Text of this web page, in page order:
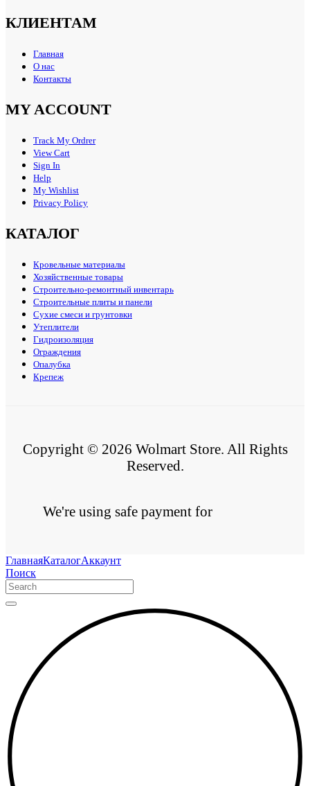
КЛИЕНТАМ
Главная
О нас
Контакты
MY ACCOUNT
Track My Ordrer
View Cart
Sign In
Help
My Wishlist
Privacy Policy
КАТАЛОГ
Кровельные материалы
Хозяйственные товары
Строительно-ремонтный инвентарь
Строительные плиты и панели
Сухие смеси и грунтовки
Утеплители
Гидроизоляция
Ограждения
Опалубка
Крепеж
Copyright © 2026 Wolmart Store. All Rights
Reserved.
We're using safe payment for
ГлавнаяКаталогАккаунт
Поиск